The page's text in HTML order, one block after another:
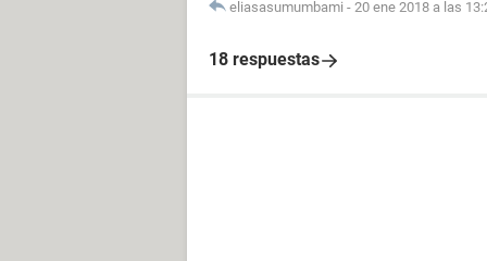
eliasasumumbami - 20 ene 2018 a las
18 respuestas